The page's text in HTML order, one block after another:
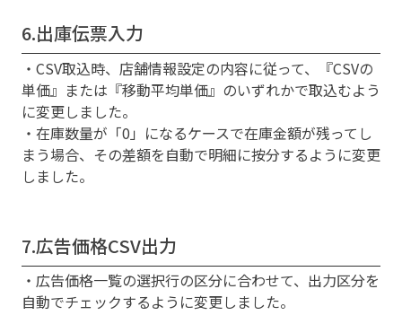
6.出庫伝票入力
・CSV取込時、店舗情報設定の内容に従って、『CSVの
単価』または『移動平均単価』のいずれかで取込むよう
に変更しました。
・在庫数量が「0」になるケースで在庫金額が残ってし
まう場合、その差額を自動で明細に按分するように変更
しました。
7.広告価格CSV出力
・広告価格一覧の選択行の区分に合わせて、出力区分を
自動でチェックするように変更しました。